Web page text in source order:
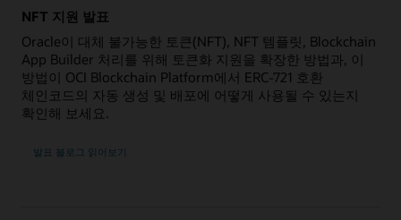
NFT 지원 발표
Oracle이 대체 불가능한 토큰(NFT), NFT 템플릿, Blockchain
App Builder 처리를 위해 토큰화 지원을 확장한 방법과, 이
방법이 OCI Blockchain Platform에서 ERC-721 호환
체인코드의 자동 생성 및 배포에 어떻게 사용될 수 있는지
확인해 보세요.
발표 블로그 읽어보기